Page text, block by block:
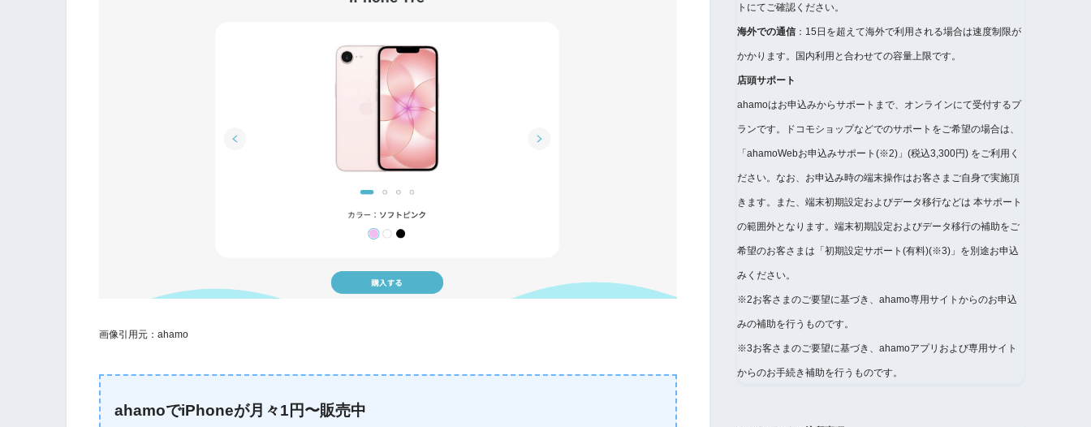
画像引用元：ahamo
ahamoでiPhoneが月々1円〜販売中
トにてご確認ください。
海外での通信 ：15日を超えて海外で利用される場合は速度制限が
かかります。国内利用と合わせての容量上限です。
店頭サポート
ahamoはお申込みからサポートまで、オンラインにて受付するプ
ランです。ドコモショップなどでのサポートをご希望の場合は、
「ahamoWebお申込みサポート(※2)」(税込3,300円) をご利用く
ださい。なお、お申込み時の端末操作はお客さまご自身で実施頂
きます。また、端末初期設定およびデータ移行などは 本サポート
の範囲外となります。端末初期設定およびデータ移行の補助をご
希望のお客さまは「初期設定サポート(有料)(※3)」を別途お申込
みください。
※2お客さまのご要望に基づき、ahamo専用サイトからのお申込
みの補助を行うものです。
※3お客さまのご要望に基づき、ahamoアプリおよび専用サイト
からのお手続き補助を行うものです。